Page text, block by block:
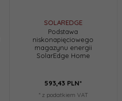
SOLAREDGE
Podstawa
niskonapięciowego
magazynu energii
SolarEdge Home
593,43 PLN*
* z podatkiem VAT